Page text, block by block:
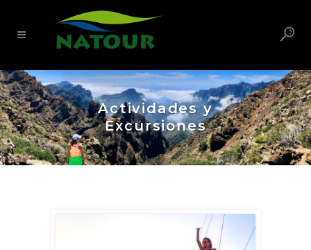
Actividades y
Excursiones